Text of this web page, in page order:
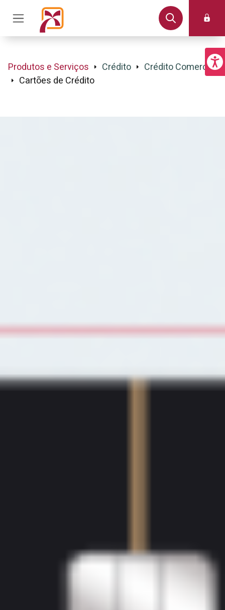
Produtos e Serviços Crédito
Crédito Comercial
Cartões de Crédito